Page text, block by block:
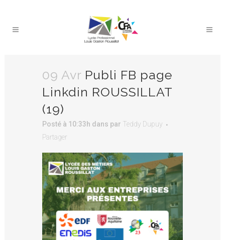
09 Avr Publi FB page
Linkdin ROUSSILLAT
(19)
Posté à 10:33h dans par Teddy Dupuy
Partager